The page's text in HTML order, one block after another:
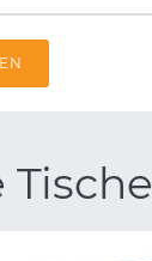
Tische